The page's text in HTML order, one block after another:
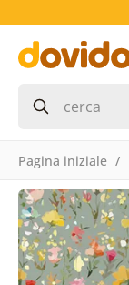
Pagina iniziale